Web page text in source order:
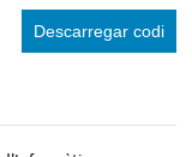
Descarregar codi